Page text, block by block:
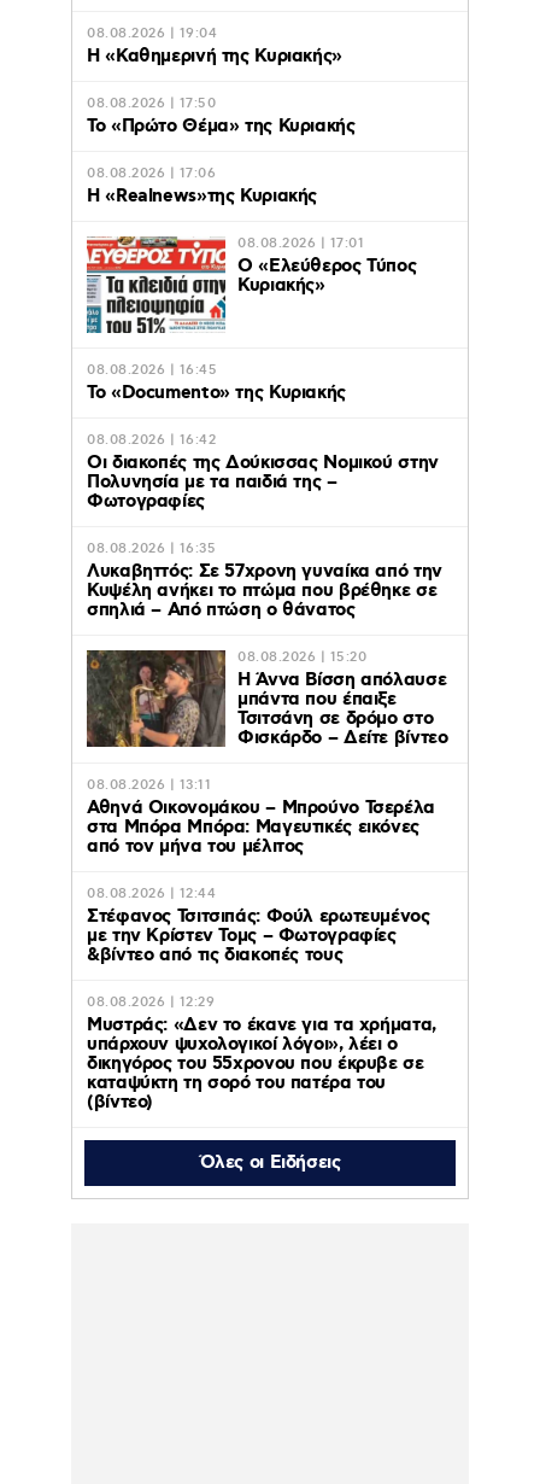
08.08.2026 | 19:04
H «Καθημερινή της Κυριακής»
08.08.2026 | 17:50
Το «Πρώτο Θέμα» της Κυριακής
08.08.2026 | 17:06
Η «Realnews»της Κυριακής
08.08.2026 | 17:01
Ο «Eλεύθερος Τύπος
Κυριακής»
08.08.2026 | 16:45
Το «Documento» της Κυριακής
08.08.2026 | 16:42
Οι διακοπές της Δούκισσας Νομικού στην
Πολυνησία με τα παιδιά της –
Φωτογραφίες
08.08.2026 | 16:35
Λυκαβηττός: Σε 57χρονη γυναίκα από την
Κυψέλη ανήκει το πτώμα που βρέθηκε σε
σπηλιά – Από πτώση ο θάνατος
08.08.2026 | 15:20
Η Άννα Βίσση απόλαυσε
μπάντα που έπαιξε
Τσιτσάνη σε δρόμο στο
Φισκάρδο – Δείτε βίντεο
08.08.2026 | 13:11
Αθηνά Οικονομάκου – Μπρούνο Τσερέλα
στα Μπόρα Μπόρα: Mαγευτικές εικόνες
από τον μήνα του μέλιτος
08.08.2026 | 12:44
Στέφανος Τσιτσιπάς: Φούλ ερωτευμένος
με την Κρίστεν Τομς – Φωτογραφίες
&βίντεο από τις διακοπές τους
08.08.2026 | 12:29
Μυστράς: «Δεν το έκανε για τα χρήματα,
υπάρχουν ψυχολογικοί λόγοι», λέει ο
δικηγόρος του 55χρονου που έκρυβε σε
καταψύκτη τη σορό του πατέρα του
(βίντεο)
Όλες οι Ειδήσεις